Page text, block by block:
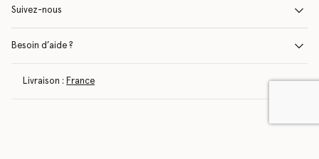
Suivez-nous
Besoin d’aide ?
Livraison : France